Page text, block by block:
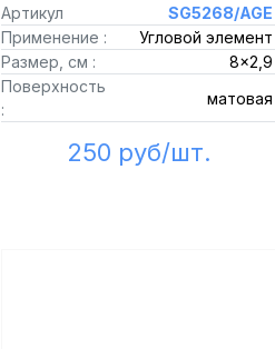
Артикул
SG5268/AGE
Применение :
Угловой элемент
Размер, см :
8x2,9
Поверхность
:
матовая
250 руб/шт.